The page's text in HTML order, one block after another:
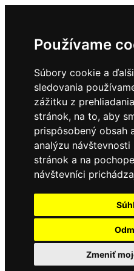
Používame
Súbory cookie a
sledovania
zážitku z
stránok, na to, aby
prispôsobený obsah
analýzu
stránok a na
návštevníci
Zmeniť